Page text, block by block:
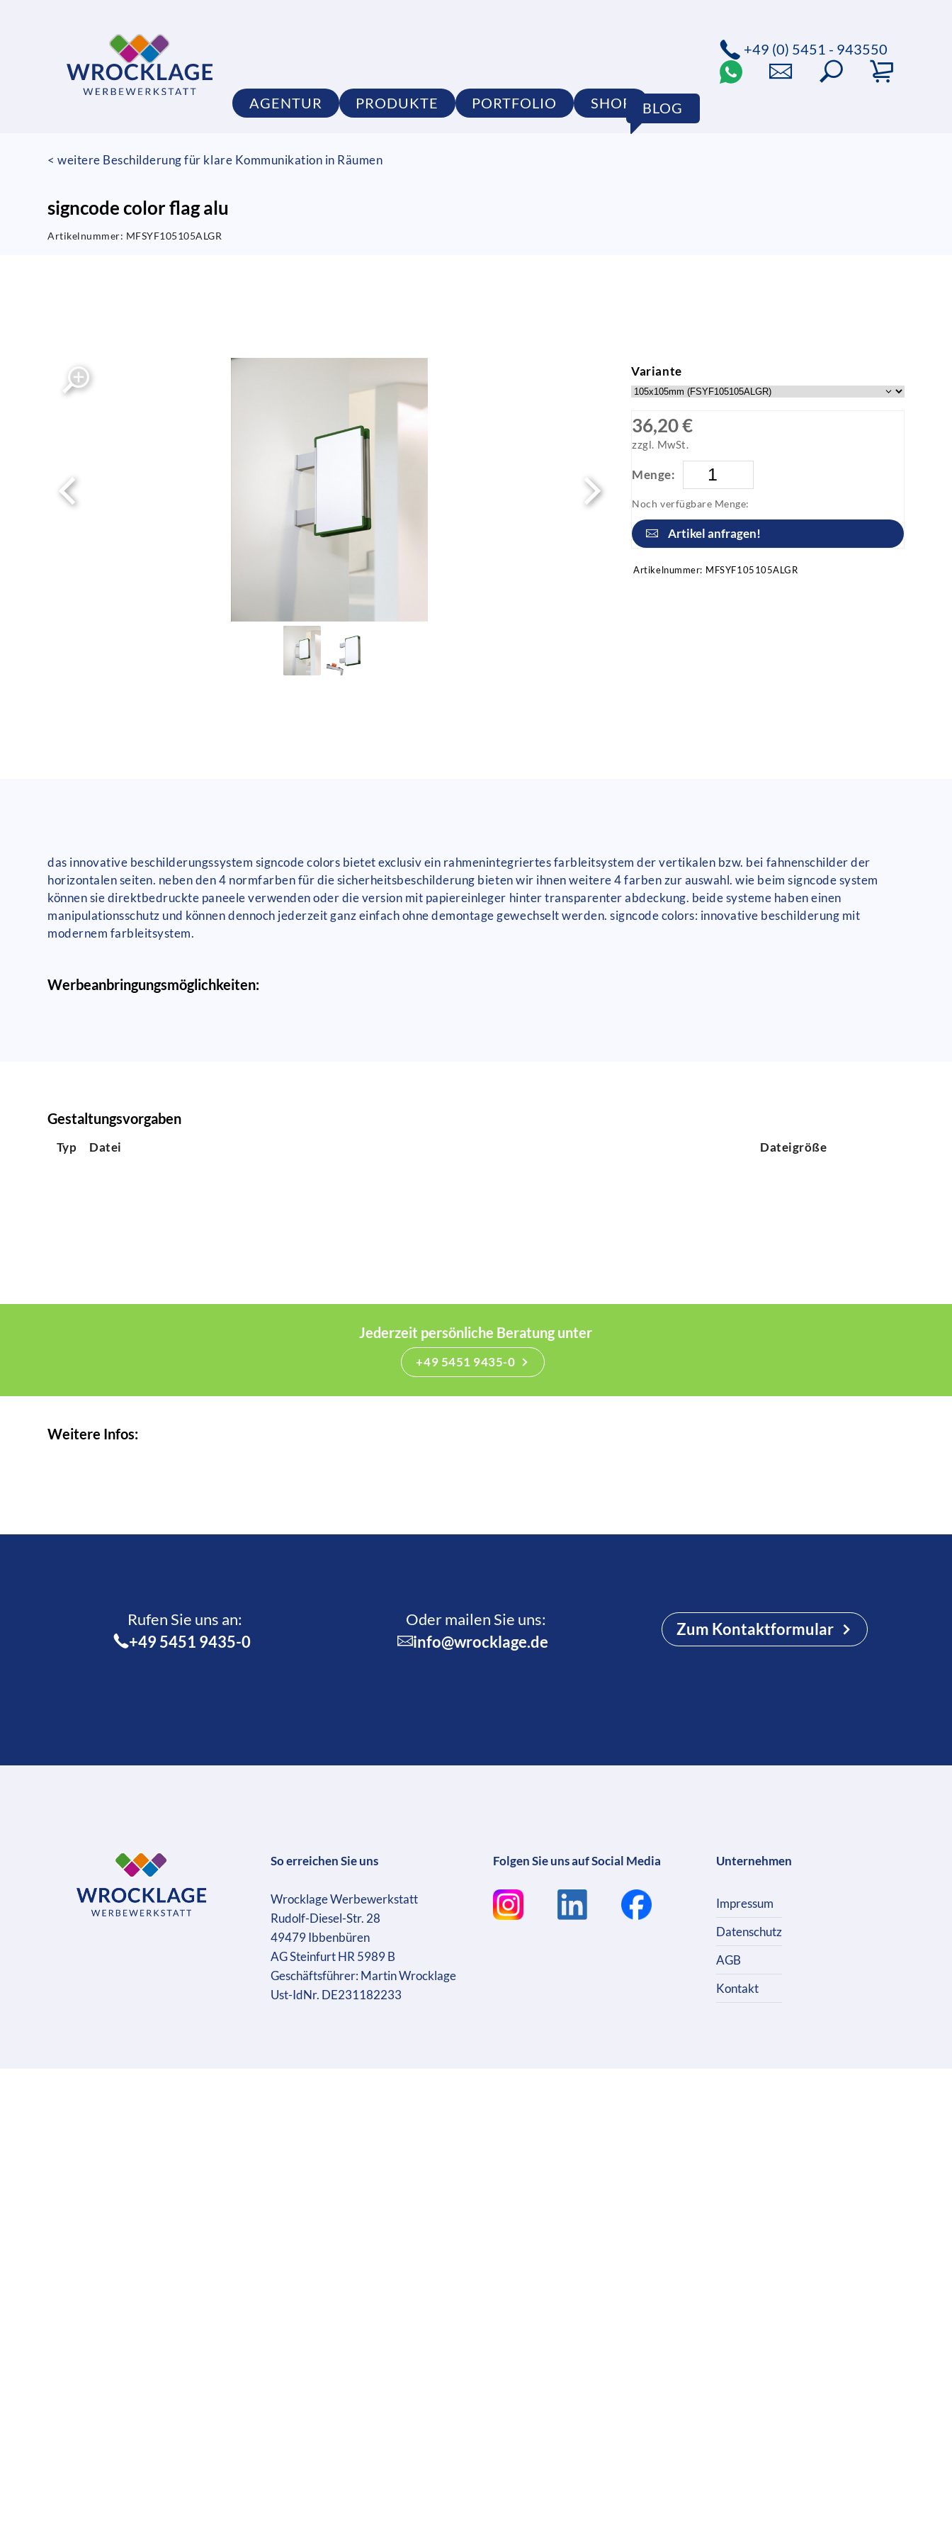
AGENTUR PRODUKTE PORTFOLIO SHOP BLOG
+49 (0) 5451 - 943550
< weitere Beschilderung für klare Kommunikation in Räumen
signcode color flag alu
Artikelnummer: MFSYF105105ALGR
Variante
36,20 €
zzgl. MwSt.
Menge:
Noch verfügbare Menge:
Artikel anfragen!
Artikelnummer: MFSYF105105ALGR
das innovative beschilderungssystem signcode colors bietet exclusiv ein rahmenintegriertes farbleitsystem der vertikalen bzw. bei fahnenschilder der
horizontalen seiten. neben den 4 normfarben für die sicherheitsbeschilderung bieten wir ihnen weitere 4 farben zur auswahl. wie beim signcode system
können sie direktbedruckte paneele verwenden oder die version mit papiereinleger hinter transparenter abdeckung. beide systeme haben einen
manipulationsschutz und können dennoch jederzeit ganz einfach ohne demontage gewechselt werden. signcode colors: innovative beschilderung mit
modernem farbleitsystem.
Werbeanbringungsmöglichkeiten:
Gestaltungsvorgaben
Typ Datei Dateigröße
Jederzeit persönliche Beratung unter
+49 5451 9435-0
Weitere Infos:
Rufen Sie uns an:­
+49 5451 9435-0
Oder mailen Sie uns:
info@wrocklage.de
Zum Kontaktformular
So erreichen Sie uns
Wrocklage Werbewerkstatt
Rudolf-Diesel-Str. 28
49479 Ibbenbüren
AG Steinfurt HR 5989 B
Geschäftsführer: Martin Wrocklage
Ust-IdNr. DE231182233
Folgen Sie uns auf Social Media Unternehmen
Impressum
Datenschutz
AGB
Kontakt